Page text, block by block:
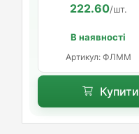
222.60/шт.
В наявності
Артикул: ФЛММ
Купити